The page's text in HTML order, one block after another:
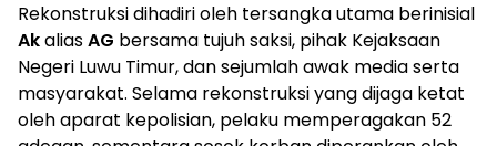
Rekonstruksi dihadiri oleh tersangka utama berinisial
AkaliasAG bersama tujuh saksi, pihak Kejaksaan
Negeri Luwu Timur, dan sejumlah awak media serta
masyarakat. Selama rekonstruksi yang dijaga ketat
oleh aparat kepolisian, pelaku memperagakan 52